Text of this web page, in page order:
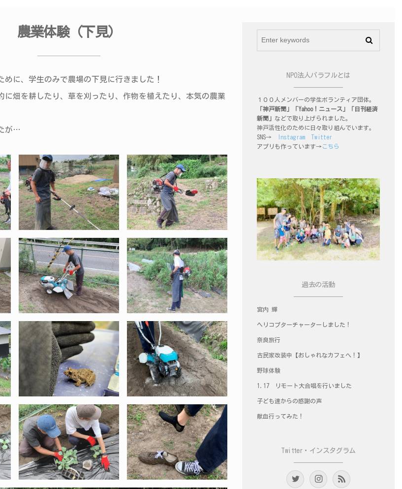
農業体験（下見）
めに、学生のみで農場の下見に行きました！
に畑を耕したり、草を刈ったり、作物を植えたり、本気の農業
が…
NPO法人パラフルとは
１００人メンバーの学生ボランティア団体。
「神戸新聞」「Yahoo！ニュース」「日刊経済
新聞」 などで取り上げられました。
神戸活性化のために日々取り組んでいます。
SNS→
Instagram
Twitter
アプリも作っています→ こちら
過去の活動
宮内 輝
ヘリコプターチャーターしました！
奈良旅行
古民家改装中【おしゃれなカフェへ！】
野球体験
1.17 リモート大合唱を行いました
子ども達からの感謝の声
献血行ってみた！
Twitter・インスタグラム